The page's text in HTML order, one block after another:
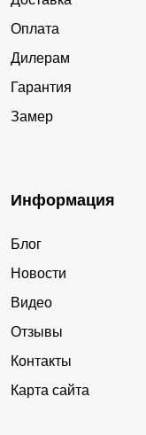
Оплата
Дилерам
Гарантия
Замер
Информация
Блог
Новости
Видео
Отзывы
Контакты
Карта сайта